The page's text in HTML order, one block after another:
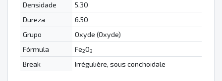
Densidade
5.30
Dureza
6.50
Grupo
Oxyde (Oxyde)
Fórmula
Fe2O3
Break Irrégulière, sous conchoïdale